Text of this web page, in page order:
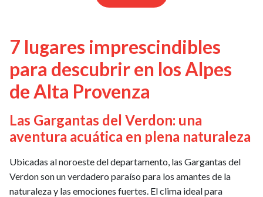
7 lugares imprescindibles
para descubrir en los Alpes
de Alta Provenza
Las Gargantas del Verdon: una
aventura acuática en plena naturaleza
Ubicadas al noroeste del departamento, las Gargantas del
Verdon son un verdadero paraíso para los amantes de la
naturaleza y las emociones fuertes. El clima ideal para